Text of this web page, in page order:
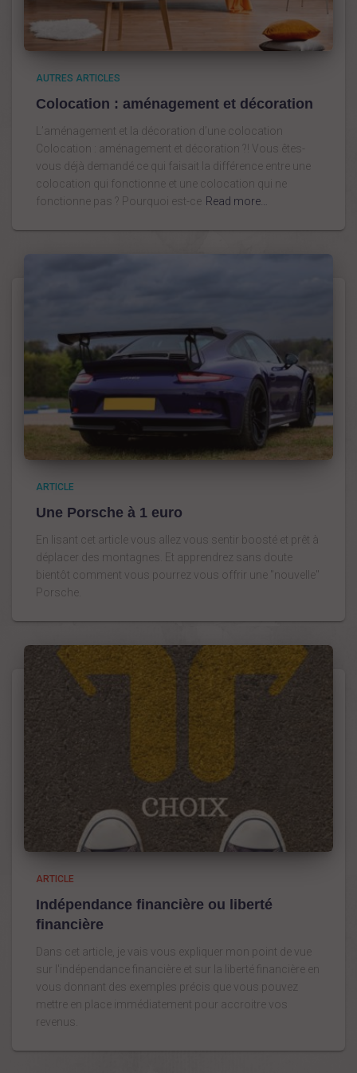
AUTRES ARTICLES
Colocation : aménagement et décoration
L’aménagement et la décoration d’une colocation
Colocation : aménagement et décoration ?! Vous êtes-
vous déjà demandé ce qui faisait la différence entre une
colocation qui fonctionne et une colocation qui ne
fonctionne pas ? Pourquoi est-ce Read more…
ARTICLE
Une Porsche à 1 euro
En lisant cet article vous allez vous sentir boosté et prêt à
déplacer des montagnes. Et apprendrez sans doute
bientôt comment vous pourrez vous offrir une "nouvelle"
Porsche.
ARTICLE
Indépendance financière ou liberté
financière
Dans cet article, je vais vous expliquer mon point de vue
sur l'indépendance financière et sur la liberté financière en
vous donnant des exemples précis que vous pouvez
mettre en place immédiatement pour accroitre vos
revenus.